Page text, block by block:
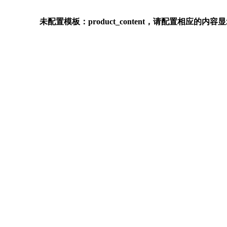
未配置模板：product_content，请配置相应的内容